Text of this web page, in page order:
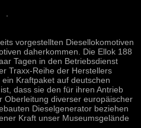
vorgestellten Diesellokomotiven
daherkommen. Die Ellok 188
Tagen in den Betriebsdienst
Traxx-Reihe der Herstellers
Kraftpaket auf deutschen
dass sie den für ihren Antrieb
Oberleitung diverser europäischer
Dieselgenerator beziehen
Kraft unser Museumsgelände